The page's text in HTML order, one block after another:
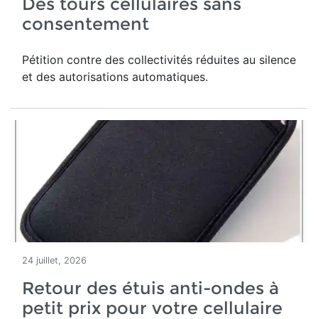
consentement
Pétition contre des collectivités réduites au silence
et des autorisations automatiques.
24 juillet, 2026
Retour des étuis anti-ondes à
petit prix pour votre cellulaire